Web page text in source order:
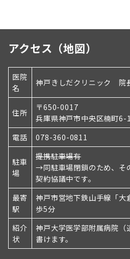
ー
ジ
送
り
アクセス（地図）
医院
名
神戸きしだクリニック 院
住所
〒650-0017
兵庫県神戸市中央区楠町
電話
078-360-0811
駐車
場
提携駐車場有
→同駐車場閉鎖のため、そ
契約協議中です。
最寄
駅
神戸市営地下鉄山手線「大
歩5分
紹介
状
神戸大学医学部附属病院（
書けます。